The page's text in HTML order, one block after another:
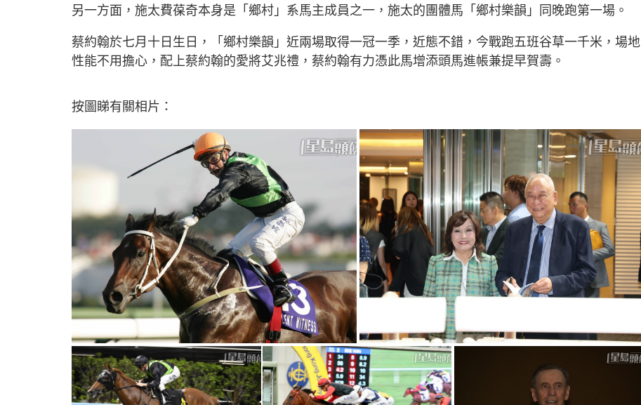
另一方面，施太費葆奇本身是「鄉村」系馬主成員之一，施太的團體馬「鄉村樂韻」同晚跑第一場。
蔡約翰於七月十日生日，「鄉村樂韻」近兩場取得一冠一季，近態不錯，今戰跑五班谷草一千米，場地
性能不用擔心，配上蔡約翰的愛將艾兆禮，蔡約翰有力憑此馬增添頭馬進帳兼提早賀壽。
按圖睇有關相片：